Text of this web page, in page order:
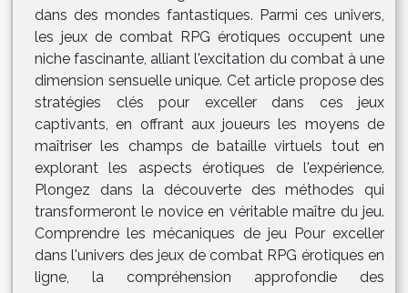
dans des mondes fantastiques. Parmi ces univers,
les jeux de combat RPG érotiques occupent une
niche fascinante, alliant l'excitation du combat à une
dimension sensuelle unique. Cet article propose des
stratégies clés pour exceller dans ces jeux
captivants, en offrant aux joueurs les moyens de
maîtriser les champs de bataille virtuels tout en
explorant les aspects érotiques de l'expérience.
Plongez dans la découverte des méthodes qui
transformeront le novice en véritable maître du jeu.
Comprendre les mécaniques de jeu Pour exceller
dans l'univers des jeux de combat RPG érotiques en
ligne, la compréhension approfondie des